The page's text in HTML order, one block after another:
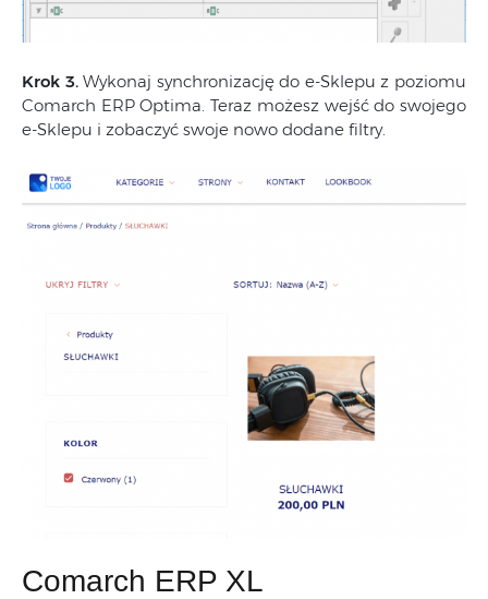
Krok 3.Wykonaj synchronizację do e-Sklepu z poziomu
Comarch ERP Optima. Teraz możesz wejść do swojego
e-Sklepu i zobaczyć swoje nowo dodane filtry.
Comarch ERP XL